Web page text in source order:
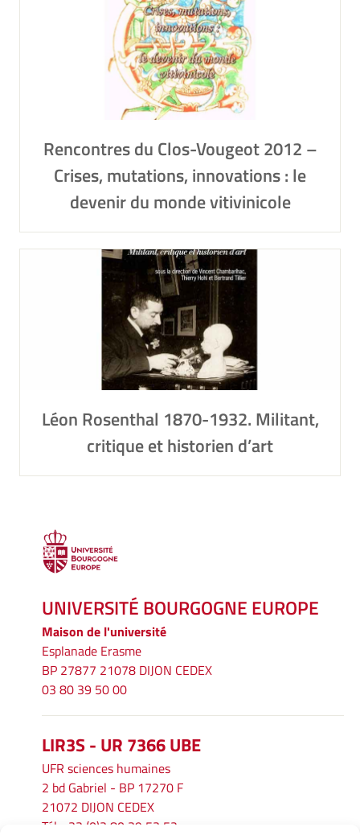
Rencontres du Clos-Vougeot 2012 –
Crises, mutations, innovations : le
devenir du monde vitivinicole
Léon Rosenthal 1870-1932. Militant,
critique et historien d’art
UNIVERSITÉ BOURGOGNE EUROPE
Maison de l'université
Esplanade Erasme
BP 27877 21078 DIJON CEDEX
03 80 39 50 00
LIR3S - UR 7366 UBE
UFR sciences humaines
2 bd Gabriel - BP 17270 F
21072 DIJON CEDEX
Tél. : 33 (0)3 80 39 53 52